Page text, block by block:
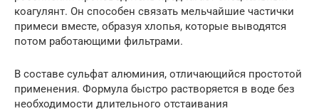
коагулянт. Он способен связать мельчайшие частички
примеси вместе, образуя хлопья, которые выводятся
потом работающими фильтрами.
В составе сульфат алюминия, отличающийся простотой
применения. Формула быстро растворяется в воде без
необходимости длительного отстаивания